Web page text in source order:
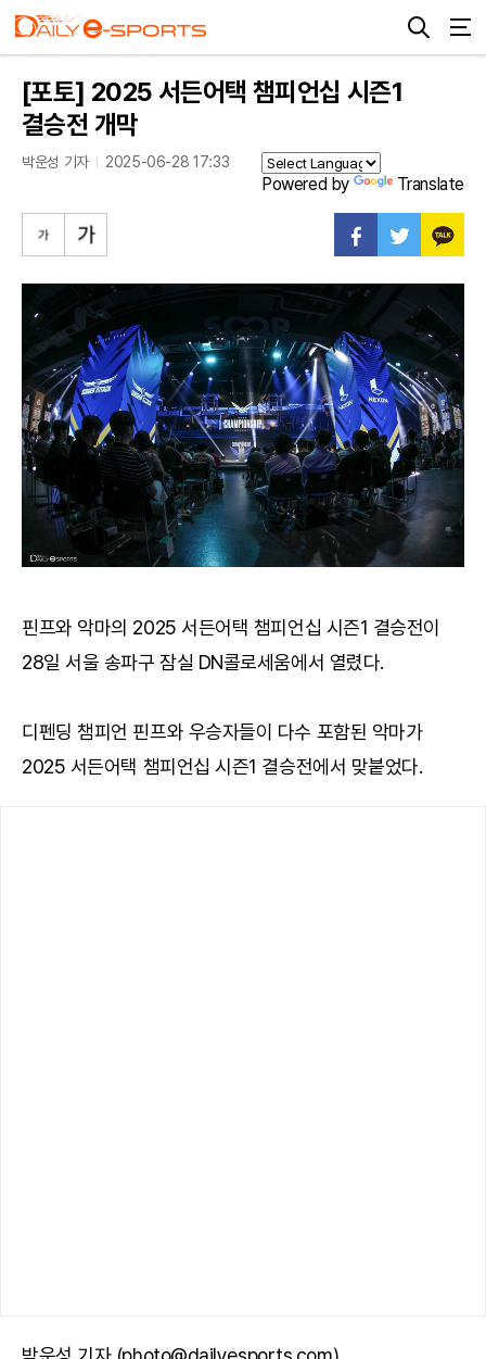
[포토] 2025 서든어택 챔피언십 시즌1
결승전 개막
박운성 기자 2025-06-28 17:33
Powered by Translate
핀프와 악마의 2025 서든어택 챔피언십 시즌1 결승전이
28일 서울 송파구 잠실 DN콜로세움에서 열렸다.
디펜딩 챔피언 핀프와 우승자들이 다수 포함된 악마가
2025 서든어택 챔피언십 시즌1 결승전에서 맞붙었다.